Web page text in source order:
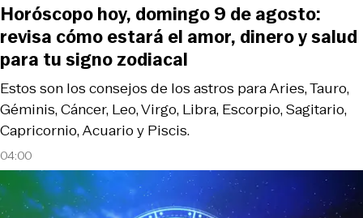
04:00
Estos son los consejos de los astros para Aries, Tauro,
Géminis, Cáncer, Leo, Virgo, Libra, Escorpio, Sagitario,
Capricornio, Acuario y Piscis.
Horóscopo hoy, domingo 9 de agosto:
revisa cómo estará el amor, dinero y salud
para tu signo zodiacal